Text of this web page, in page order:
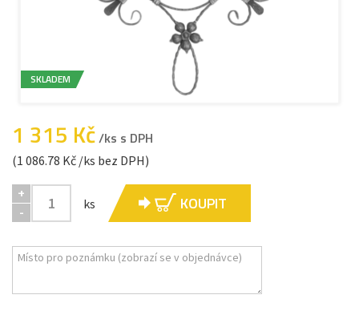
SKLADEM
1 315 Kč/ks s DPH
(1 086.78 Kč /ks bez DPH)
+
-
ks KOUPIT